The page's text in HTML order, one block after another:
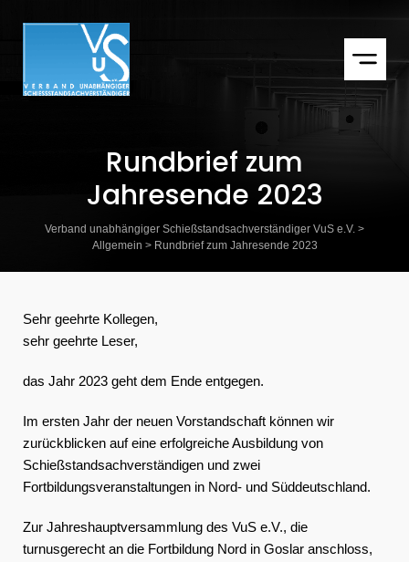
Rundbrief zum
Jahresende 2023
Verband unabhängiger Schießstandsachverständiger VuS e.V. >
Allgemein > Rundbrief zum Jahresende 2023
Sehr geehrte Kollegen,
sehr geehrte Leser,
das Jahr 2023 geht dem Ende entgegen.
Im ersten Jahr der neuen Vorstandschaft können wir
zurückblicken auf eine erfolgreiche Ausbildung von
Schießstandsachverständigen und zwei
Fortbildungsveranstaltungen in Nord- und Süddeutschland.
Zur Jahreshauptversammlung des VuS e.V., die
turnusgerecht an die Fortbildung Nord in Goslar anschloss,